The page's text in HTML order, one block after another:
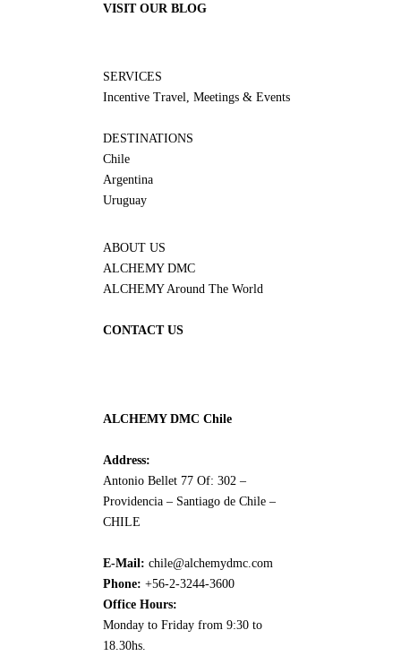
VISIT OUR BLOG
SERVICES
Incentive Travel, Meetings & Events
DESTINATIONS
Chile
Argentina
Uruguay
ABOUT US
ALCHEMY DMC
ALCHEMY Around The World
CONTACT US
ALCHEMY DMC Chile
Address:
Antonio Bellet 77 Of: 302 –
Providencia – Santiago de Chile –
CHILE
E-Mail: chile@alchemydmc.com
Phone: +56-2-3244-3600
Office Hours:
Monday to Friday from 9:30 to
18.30hs.